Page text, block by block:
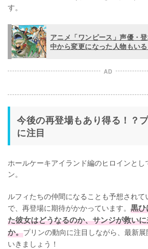
す。
アニメ「ワンピース」声優・
中から変更になった人物もいる
AD
今後の再登場もあり得る！？
に注目
ホールケーキアイランド編のヒロインとし
ン。
ルフィたちの仲間になることも予想されて
で、再登場に期待がかかっています。 黒
た彼女はどうなるのか、サンジが救い
か。プリンの動向に注目しながら、最新
いきましょう！